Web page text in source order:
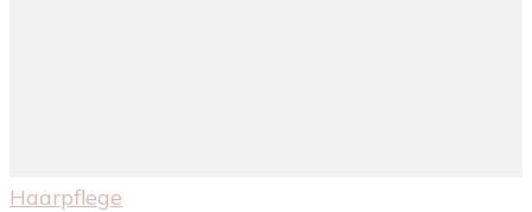
Haarpflege